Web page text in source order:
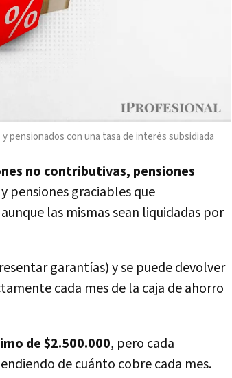
pensionados con una tasa de interés subsidiada
no contributivas, pensiones
y pensiones graciables que
las mismas sean liquidadas por
garantías) y se puede devolver
cada mes de la caja de ahorro
de $2.500.000, pero cada
de cuánto cobre cada mes.